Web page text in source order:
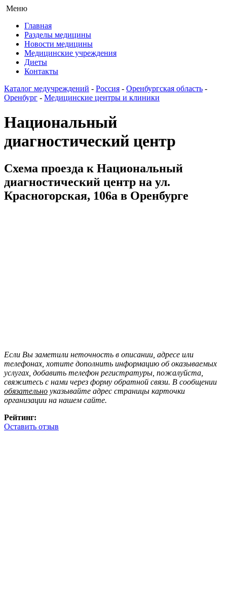
Меню
Главная
Разделы медицины
Новости медицины
Медицинские учреждения
Диеты
Контакты
Каталог медучреждений - Россия - Оренбургская область -
Оренбург - Медицинские центры и клиники
Национальный
диагностический центр
Схема проезда к Национальный
диагностический центр на ул.
Красногорская, 106а в Оренбурге
Если Вы заметили неточность в описании, адресе или
телефонах, хотите дополнить информацию об оказываемых
услугах, добавить телефон регистратуры, пожалуйста,
свяжитесь с нами через форму обратной связи. В сообщении
обязательно указывайте адрес страницы карточки
организации на нашем сайте.
Рейтинг:
Оставить отзыв